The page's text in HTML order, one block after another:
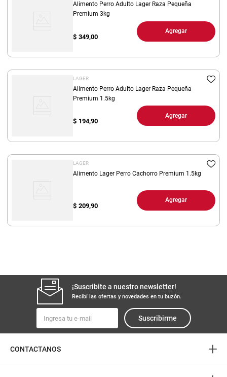
Alimento Perro Adulto Lager Raza Pequeña
Premium 3kg
$ 349,00
Agregar
LAGER
Alimento Perro Adulto Lager Raza Pequeña
Premium 1.5kg
$ 194,90
Agregar
LAGER
Alimento Lager Perro Cachorro Premium 1.5kg
$ 209,90
Agregar
¡Suscribite a nuestro newsletter!
Recibí las ofertas y novedades en tu buzón.
Suscribirme
CONTACTANOS +